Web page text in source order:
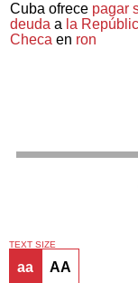
Cuba ofrece pagar
deuda a la
Checa en ron
TEXT SIZE
aa AA